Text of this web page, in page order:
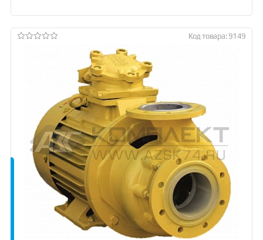
Код товара: 9149